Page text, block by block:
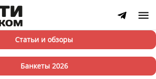
Статьи и обзоры
Банкеты 2026